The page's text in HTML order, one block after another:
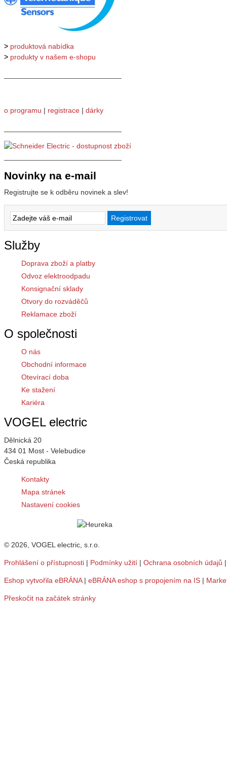
> produktová nabídka
> produkty v našem e-shopu
o programu | registrace | dárky
Novinky na e-mail
Registrujte se k odběru novinek a slev!
Služby
Doprava zboží a platby
Odvoz elektroodpadu
Konsignační sklady
Otvory do rozváděčů
Reklamace zboží
O společnosti
O nás
Obchodní informace
Otevírací doba
Ke stažení
Kariéra
VOGEL electric
Dělnická 20
434 01 Most - Velebudice
Česká republika
Kontakty
Mapa stránek
Nastavení cookies
© 2026, VOGEL electric, s.r.o.
Prohlášení o přístupnosti | Podmínky užití | Ochrana osobních údajů
Eshop vytvořila eBRÁNA| eBRÁNA eshop s propojením na IS |
Přeskočit na začátek stránky